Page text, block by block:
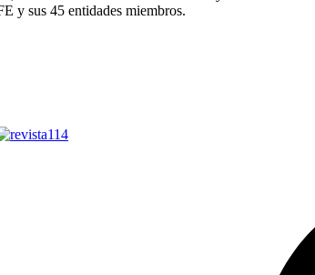
y sus 45 entidades miembros.